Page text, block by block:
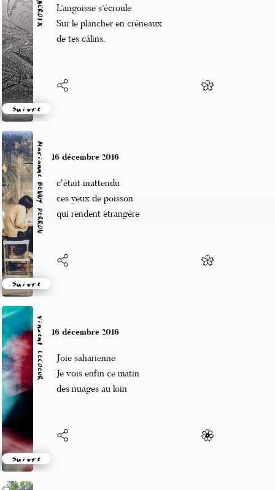
Suivre
L’angoisse s’écroule
Sur le plancher en créneaux
de tes câlins.
Marianne BENNY PERRON
Suivre
16 décembre 2016
c'était inattendu
ces yeux de poisson
qui rendent étrangère
Vincent LECŒUR
Suivre
16 décembre 2016
Joie saharienne
Je vois enfin ce matin
des nuages au loin